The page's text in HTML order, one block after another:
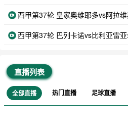
西甲第37轮 皇家奥维耶多vs阿拉
西甲第37轮 巴列卡诺vs比利亚雷
直播列表
全部直播 热门直播 足球直播